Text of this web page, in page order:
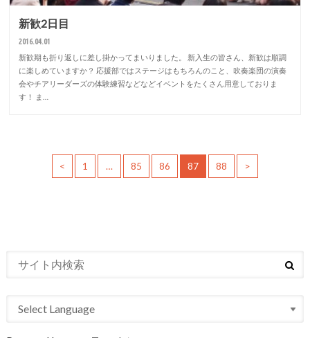
新歓2日目
2016.04.01
新歓期も折り返しに差し掛かってまいりました。 新入生の皆さん、新歓は順調
に楽しめていますか？ 応援部ではステージはもちろんのこと、吹奏楽団の演奏
会やチアリーダーズの体験練習などなどイベントをたくさん用意しておりま
す！ ま…
< 1 … 85 86 87 88 >